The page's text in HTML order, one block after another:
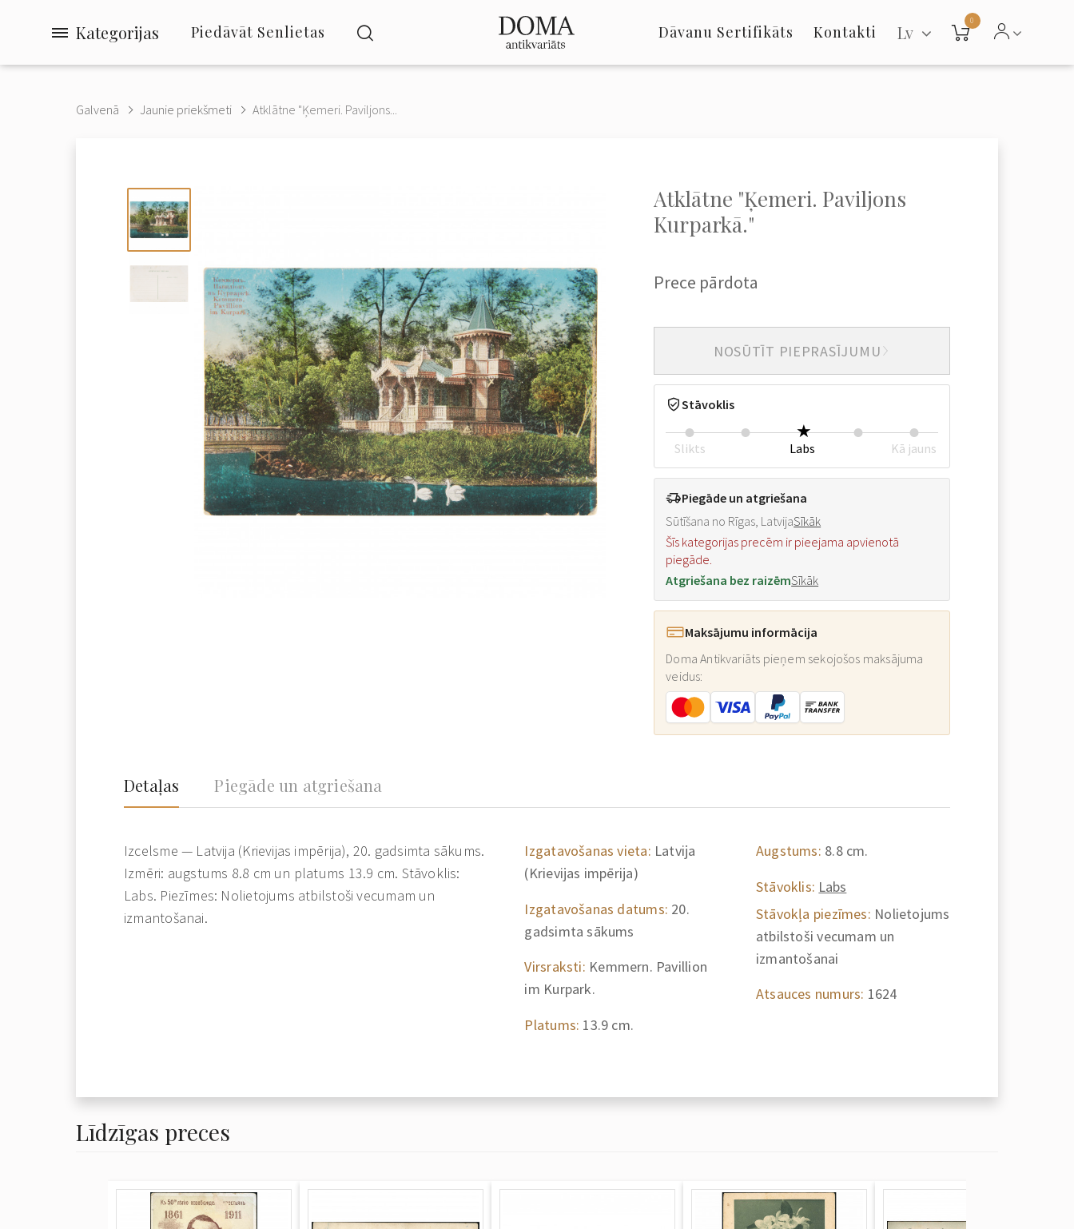
Kategorijas Piedāvāt Senlietas Dāvanu Sertifikāts Kontakti Lv
0
Galvenā Jaunie priekšmeti Atklātne "Ķemeri. Paviljons...
Atklātne "Ķemeri. Paviljons
Kurparkā."
Prece pārdota
NOSŪTĪT PIEPRASĪJUMU
Stāvoklis
Slikts Labs Kā jauns
Piegāde un atgriešana
Sūtīšana no Rīgas, LatvijaSīkāk
Šīs kategorijas precēm ir pieejama apvienotā
piegāde.
Atgriešana bez raizēmSīkāk
Maksājumu informācija
Doma Antikvariāts pieņem sekojošos maksājuma
veidus:
Detaļas Piegāde un atgriešana
Izcelsme — Latvija (Krievijas impērija), 20. gadsimta sākums.
Izmēri: augstums 8.8 cm un platums 13.9 cm. Stāvoklis:
Labs. Piezīmes: Nolietojums atbilstoši vecumam un
izmantošanai.
Izgatavošanas vieta: Latvija
(Krievijas impērija)
Izgatavošanas datums: 20.
gadsimta sākums
Virsraksti: Kemmern. Pavillion
im Kurpark.
Platums: 13.9 cm.
Augstums: 8.8 cm.
Stāvoklis: Labs
Stāvokļa piezīmes: Nolietojums
atbilstoši vecumam un
izmantošanai
Atsauces numurs: 1624
Līdzīgas preces